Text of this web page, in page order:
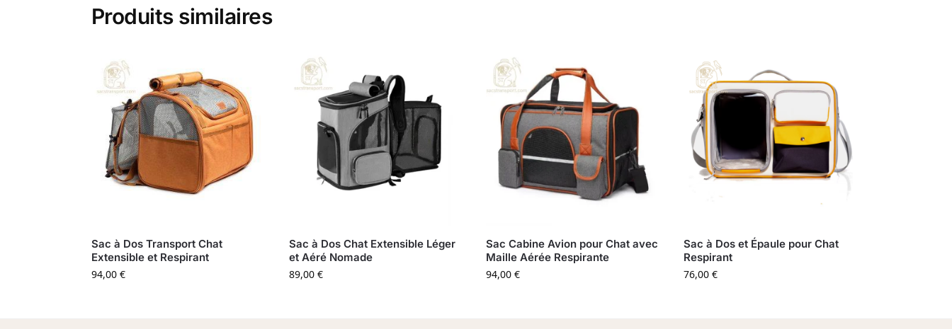
Produits similaires
Sac à Dos Transport Chat
Extensible et Respirant
94,00 €
Sac à Dos Chat Extensible Léger
et Aéré Nomade
89,00 €
Sac Cabine Avion pour Chat avec
Maille Aérée Respirante
94,00€
Sac à Dos et Épaule pour Chat
Respirant
76,00€